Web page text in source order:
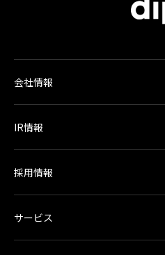
会社情報
IR情報
採用情報
サービス